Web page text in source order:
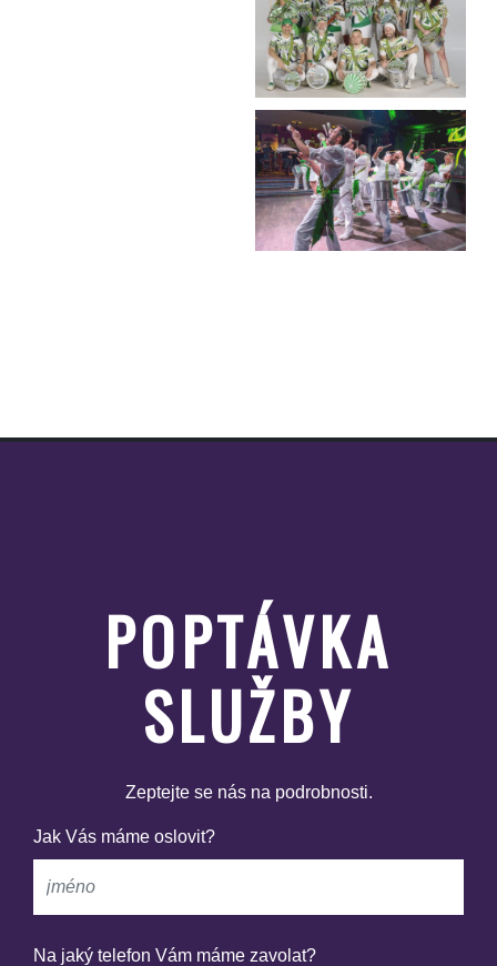
POPTÁVKA
SLUŽBY
Zeptejte se nás na podrobnosti.
Jak Vás máme oslovit?
Na jaký telefon Vám máme zavolat?